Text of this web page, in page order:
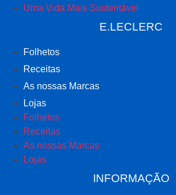
Uma Vida Mais Sustentável
E.LECLERC
Folhetos
Receitas
As nossas Marcas
Lojas
Folhetos
Receitas
As nossas Marcas
Lojas
INFORMAÇÃO